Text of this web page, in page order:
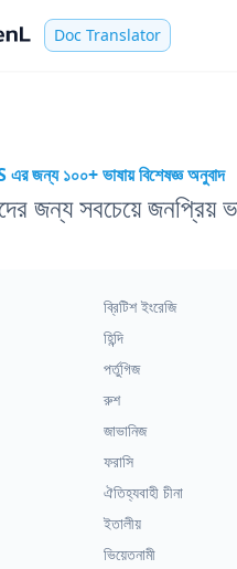
Doc Translator
এর জন্য ১০০+ ভাষায় বিশেষজ্ঞ অনুবাদ
জন্য সবচেয়ে জনপ্রিয়
ব্রিটিশ ইংরেজি
হিন্দি
পর্তুগিজ
রুশ
জাভানিজ
ফরাসি
ঐতিহ্যবাহী চীনা
ইতালীয়
ভিয়েতনামী